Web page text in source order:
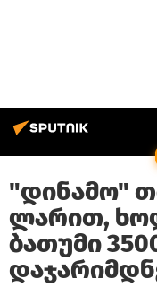
"დინამო"
ლარით,
ბათუმი